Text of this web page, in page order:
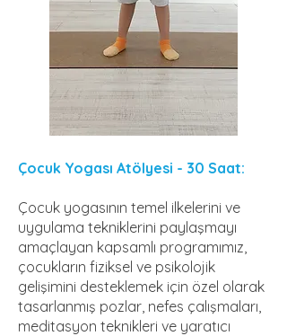
Çocuk Yogası Atölyesi - 30 Saat:
Çocuk yogasının temel ilkelerini ve
uygulama tekniklerini paylaşmayı
amaçlayan kapsamlı programımız,
çocukların fiziksel ve psikolojik
gelişimini desteklemek için özel olarak
tasarlanmış pozlar, nefes çalışmaları,
meditasyon teknikleri ve yaratıcı